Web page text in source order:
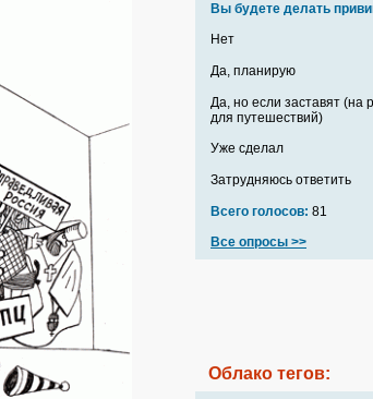
Вы будете делать
Нет
Да, планирую
Да, но если заставят (на
для путешествий)
Уже сделал
Затрудняюсь ответить
Всего голосов: 81
Все опросы >>
Облако тегов: